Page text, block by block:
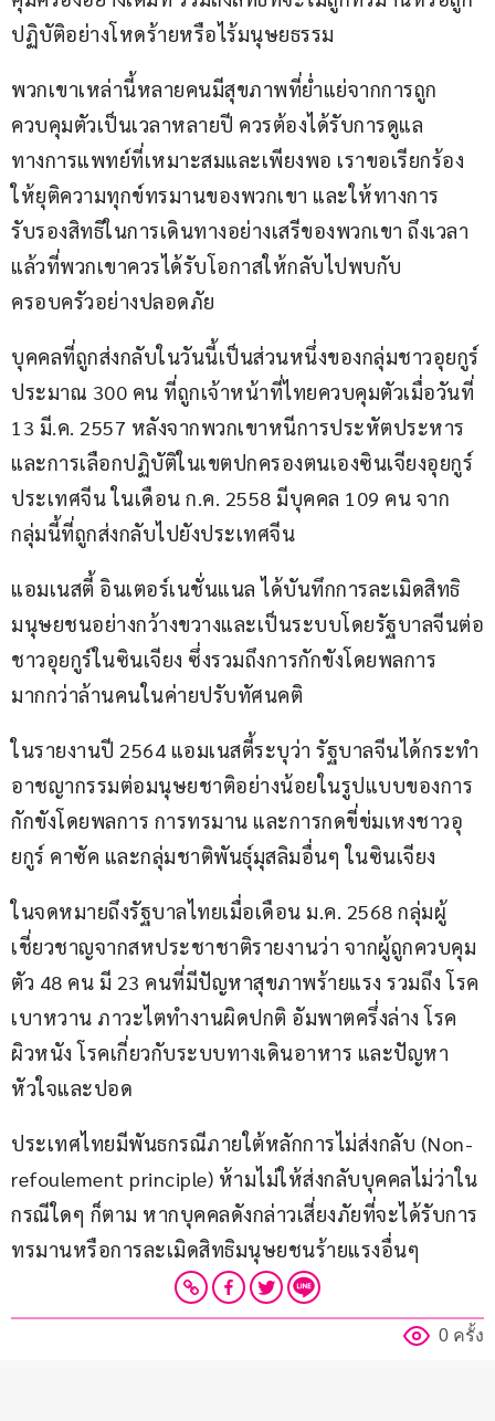
ปฏิบัติอย่างโหดร้ายหรือไร้มนุษยธรรม
พวกเขาเหล่านี้หลายคนมีสุขภาพที่ย่ำแย่จากการถูก
ควบคุมตัวเป็นเวลาหลายปี ควรต้องได้รับการดูแล
ทางการแพทย์ที่เหมาะสมและเพียงพอ เราขอเรียกร้อง
ให้ยุติความทุกข์ทรมานของพวกเขา และให้ทางการ
รับรองสิทธิในการเดินทางอย่างเสรีของพวกเขา ถึงเวลา
แล้วที่พวกเขาควรได้รับโอกาสให้กลับไปพบกับ
ครอบครัวอย่างปลอดภัย
บุคคลที่ถูกส่งกลับในวันนี้เป็นส่วนหนึ่งของกลุ่มชาวอุยกูร์
ประมาณ 300 คน ที่ถูกเจ้าหน้าที่ไทยควบคุมตัวเมื่อวันที่
13 มี.ค. 2557 หลังจากพวกเขาหนีการประหัตประหาร
และการเลือกปฏิบัติในเขตปกครองตนเองซินเจียงอุยกูร์
ประเทศจีน ในเดือน ก.ค. 2558 มีบุคคล 109 คน จาก
กลุ่มนี้ที่ถูกส่งกลับไปยังประเทศจีน
แอมเนสตี้ อินเตอร์เนชั่นแนล ได้บันทึกการละเมิดสิทธิ
มนุษยชนอย่างกว้างขวางและเป็นระบบโดยรัฐบาลจีนต่อ
ชาวอุยกูร์ในซินเจียง ซึ่งรวมถึงการกักขังโดยพลการ
มากกว่าล้านคนในค่ายปรับทัศนคติ
ในรายงานปี 2564 แอมเนสตี้ระบุว่า รัฐบาลจีนได้กระทำ
อาชญากรรมต่อมนุษยชาติอย่างน้อยในรูปแบบของการ
กักขังโดยพลการ การทรมาน และการกดขี่ข่มเหงชาวอุ
ยกูร์ คาซัค และกลุ่มชาติพันธุ์มุสลิมอื่นๆ ในซินเจียง
ในจดหมายถึงรัฐบาลไทยเมื่อเดือน ม.ค. 2568 กลุ่มผู้
เชี่ยวชาญจากสหประชาชาติรายงานว่า จากผู้ถูกควบคุม
ตัว 48 คน มี 23 คนที่มีปัญหาสุขภาพร้ายแรง รวมถึง โรค
เบาหวาน ภาวะไตทำงานผิดปกติ อัมพาตครึ่งล่าง โรค
ผิวหนัง โรคเกี่ยวกับระบบทางเดินอาหาร และปัญหา
หัวใจและปอด
ประเทศไทยมีพันธกรณีภายใต้หลักการไม่ส่งกลับ (Non-
refoulement principle) ห้ามไม่ให้ส่งกลับบุคคลไม่ว่าใน
กรณีใดๆ ก็ตาม หากบุคคลดังกล่าวเสี่ยงภัยที่จะได้รับการ
ทรมานหรือการละเมิดสิทธิมนุษยชนร้ายแรงอื่นๆ
0 ครั้ง